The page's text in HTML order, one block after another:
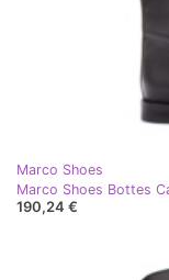
Marco Shoes
Marco Shoes Bottes
190,24 €